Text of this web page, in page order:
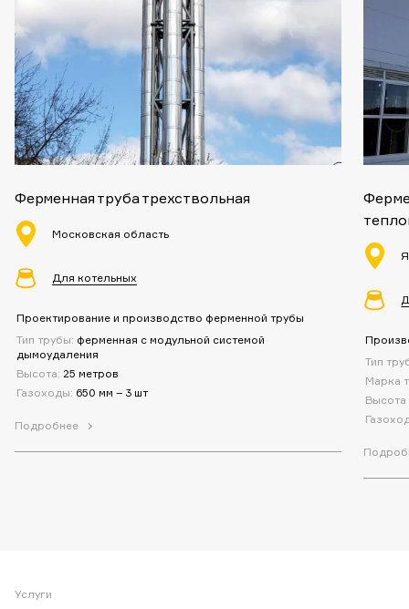
Ферменная труба трехствольная
Московская область
Для котельных
Проектирование и производство ферменной трубы
Тип трубы: ферменная с модульной системой
дымоудаления
Высота: 25 метров
Газоходы: 650 мм – 3 шт
Подробнее
Тип
Марка
Высота
Услуги